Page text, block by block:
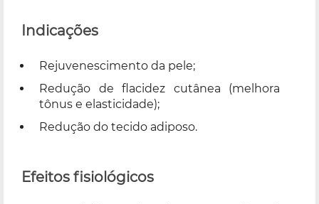
Indicações
Rejuvenescimento da pele;
Redução de flacidez cutânea (melhora
tônus e elasticidade);
Redução do tecido adiposo.
Efeitos fisiológicos